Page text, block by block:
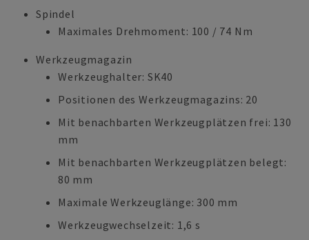
Spindel
Maximales Drehmoment: 100 / 74 Nm
Werkzeugmagazin
Werkzeughalter: SK40
Positionen des Werkzeugmagazins: 20
Mit benachbarten Werkzeugplätzen frei: 130
mm
Mit benachbarten Werkzeugplätzen belegt:
80 mm
Maximale Werkzeuglänge: 300 mm
Werkzeugwechselzeit: 1,6 s